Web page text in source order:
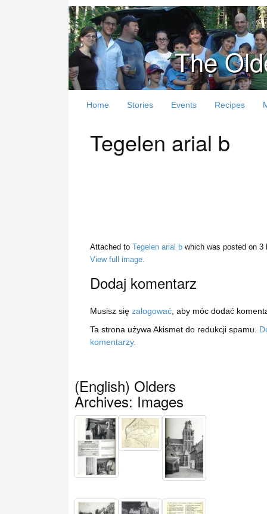
The
Home Stories Events Recipes
Tegelen arial b
Attached toTegelen arial b which was posted on3
View full image.
Dodaj komentarz
Musisz sięzalogować , aby móc dodać
Ta strona używa Akismet do redukcji spamu.
komentarzy.
(English) Olders
Archives: Images